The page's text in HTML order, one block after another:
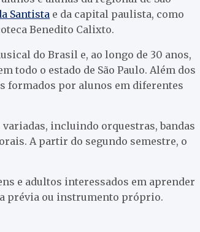
Santista e da capital paulista, como
Benedito Calixto.
do Brasil e, ao longo de 30 anos,
todo o estado de São Paulo. Além dos
formados por alunos em diferentes
incluindo orquestras, bandas
A partir do segundo semestre, o
e adultos interessados em aprender
prévia ou instrumento próprio.